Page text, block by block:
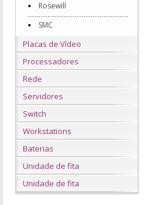
Rosewill
SMC
Placas de Vídeo
Processadores
Rede
Servidores
Switch
Workstations
Baterias
Unidade de fita
Unidade de fita